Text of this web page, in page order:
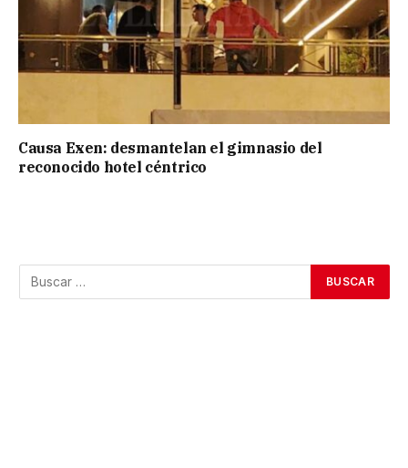
Causa Exen: desmantelan el gimnasio del
reconocido hotel céntrico